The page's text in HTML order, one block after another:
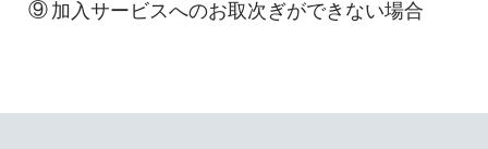
⑨ 加入サービスへのお取次ぎができない場合